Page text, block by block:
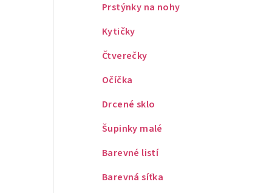
Prstýnky na nohy
Kytičky
Čtverečky
Očíčka
Drcené sklo
Šupinky malé
Barevné listí
Barevná síťka